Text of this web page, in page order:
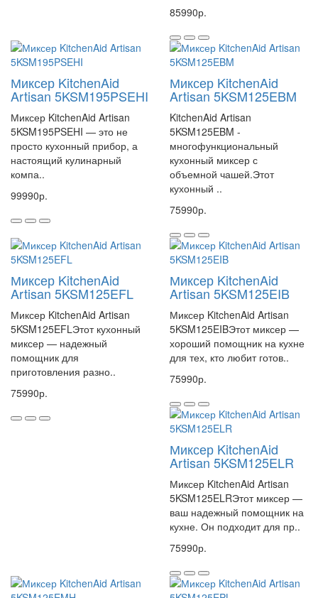
85990р.
Миксер KitchenAid
Artisan 5KSM195PSEHI
Миксер KitchenAid Artisan
5KSM195PSEHI — это не
просто кухонный прибор, а
настоящий кулинарный
компа..
99990р.
Миксер KitchenAid
Artisan 5KSM125EBM
KitchenAid Artisan
5KSM125EBM -
многофункциональный
кухонный миксер с
объемной чашей.Этот
кухонный ..
75990р.
Миксер KitchenAid
Artisan 5KSM125EFL
Миксер KitchenAid Artisan
5KSM125EFLЭтот кухонный
миксер — надежный
помощник для
приготовления разно..
75990р.
Миксер KitchenAid
Artisan 5KSM125EIB
Миксер KitchenAid Artisan
5KSM125EIBЭтот миксер —
хороший помощник на кухне
для тех, кто любит готов..
75990р.
Миксер KitchenAid
Artisan 5KSM125ELR
Миксер KitchenAid Artisan
5KSM125ELRЭтот миксер —
ваш надежный помощник на
кухне. Он подходит для пр..
75990р.